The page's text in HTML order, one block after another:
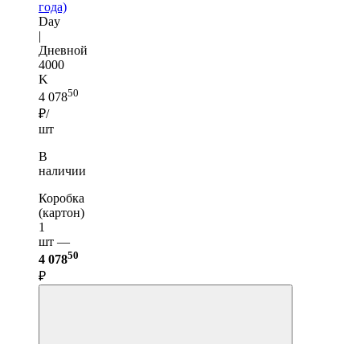
года)
Day
|
Дневной
4000
K
4 07850
₽/
шт
В
наличии
Коробка
(картон)
1
шт —
4 07850
₽